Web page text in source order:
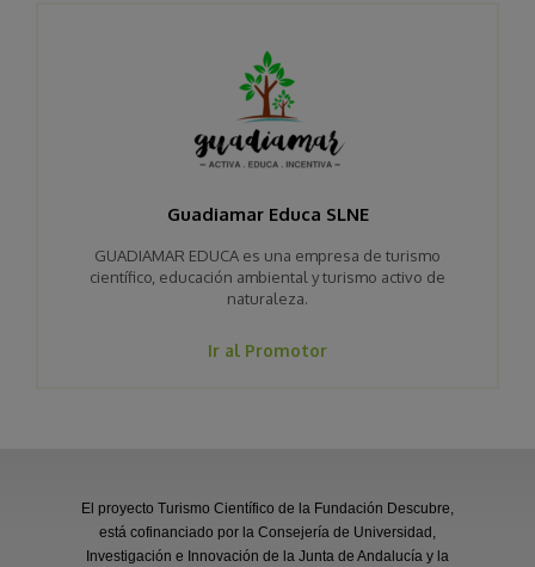
Guadiamar Educa SLNE
GUADIAMAR EDUCA es una empresa de turismo
científico, educación ambiental y turismo activo de
naturaleza.
Ir al Promotor
El proyecto Turismo Científico de la Fundación Descubre,
está cofinanciado por la Consejería de Universidad,
Investigación e Innovación de la Junta de Andalucía y la